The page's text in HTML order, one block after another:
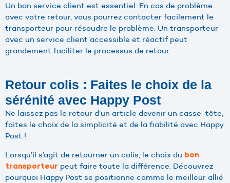
Un bon service client est essentiel. En cas de problème
avec votre retour, vous pourrez contacter facilement le
transporteur pour résoudre le problème. Un transporteur
avec un service client accessible et réactif peut
grandement faciliter le processus de retour.
Retour colis : Faites le choix de la
sérénité avec Happy Post
Ne laissez pas le retour d’un article devenir un casse-tête,
faites le choix de la simplicité et de la fiabilité avec Happy
Post !
Lorsqu’il s’agit de retourner un colis, le choix du bon
transporteur peut faire toute la différence. Découvrez
pourquoi Happy Post se positionne comme le meilleur allié